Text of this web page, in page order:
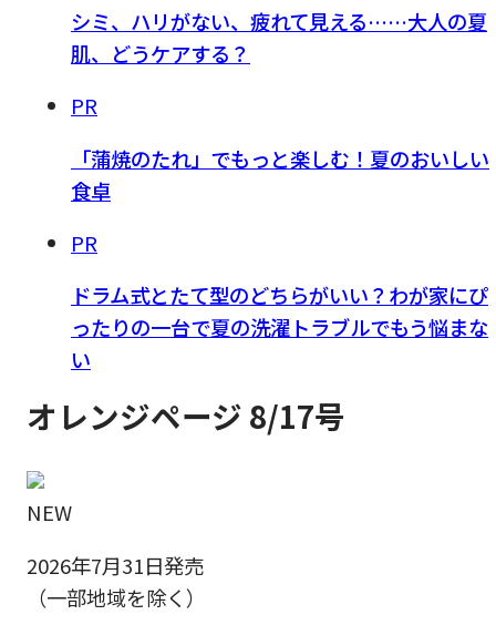
シミ、ハリがない、疲れて見える……大人の夏
肌、どうケアする？
PR
「蒲焼のたれ」でもっと楽しむ！夏のおいしい
食卓
PR
ドラム式とたて型のどちらがいい？わが家にぴ
ったりの一台で夏の洗濯トラブルでもう悩まな
い
オレンジページ 8/17号
NEW
2026年7月31日発売
（一部地域を除く）